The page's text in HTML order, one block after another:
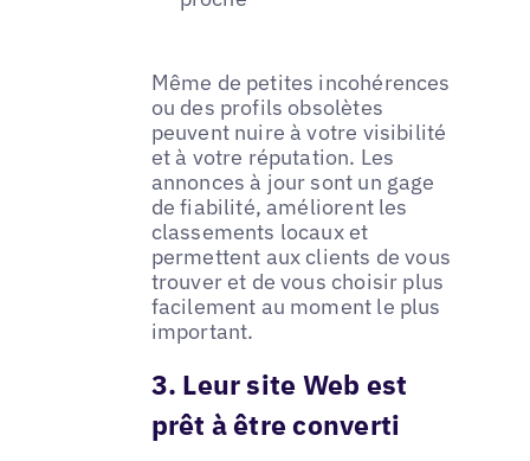
Même de petites incohérences
ou des profils obsolètes
peuvent nuire à votre visibilité
et à votre réputation. Les
annonces à jour sont un gage
de fiabilité, améliorent les
classements locaux et
permettent aux clients de vous
trouver et de vous choisir plus
facilement au moment le plus
important.
3. Leur site Web est
prêt à être converti